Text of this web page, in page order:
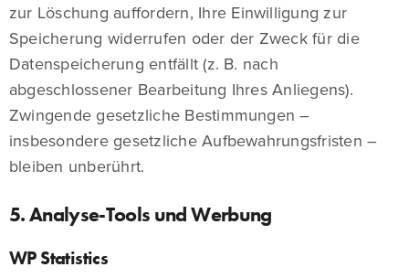
zur Löschung auffordern, Ihre Einwilligung zur
Speicherung widerrufen oder der Zweck für die
Datenspeicherung entfällt (z. B. nach
abgeschlossener Bearbeitung Ihres Anliegens).
Zwingende gesetzliche Bestimmungen –
insbesondere gesetzliche Aufbewahrungsfristen –
bleiben unberührt.
5. Analyse-Tools und Werbung
WP Statistics